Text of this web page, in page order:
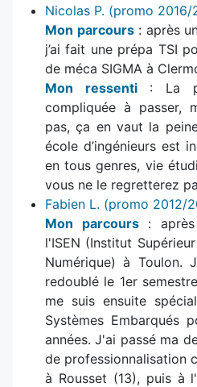
Nicolas P. (promo 2016/
Mon parcours: après
j’ai fait une prépa TSI
de méca SIGMA à
Mon ressenti: La
compliquée à passer,
pas, ça en vaut la
école d’ingénieurs est
en tous genres, vie
vous ne le regretterez
Fabien L. (promo 2012/
Mon parcours: après
l'ISEN (Institut
Numérique) à Toulon.
redoublé le 1er
me suis ensuite
Systèmes Embarqués
années. J'ai passé ma
de professionnalisation
à Rousset (13), puis à